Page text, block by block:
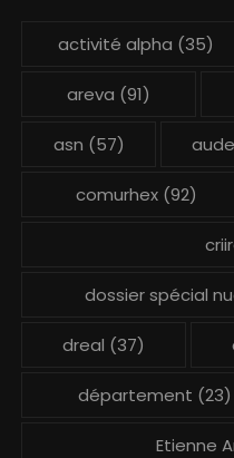
activité alpha (35)
areva (91)
asn (57) aude
comurhex (92)
dossier spécial
dreal (37)
département (23)
Etienne